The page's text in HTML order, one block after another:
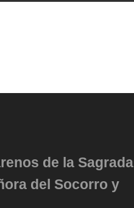
de la Sagrada
del Socorro y